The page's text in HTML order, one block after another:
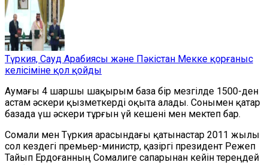
Түркия, Сауд Арабиясы және Пәкістан Мекке қорғаныс
келісіміне қол қойды
Аумағы 4 шаршы шақырым база бір мезгілде 1500-ден
астам әскери қызметкерді оқыта алады. Сонымен қатар
базада үш әскери тұрғын үй кешені мен мектеп бар.
Сомали мен Түркия арасындағы қатынастар 2011 жылы
сол кездегі премьер-министр, қазіргі президент Режеп
Тайып Ердоғанның Сомалиге сапарынан кейін тереңдей